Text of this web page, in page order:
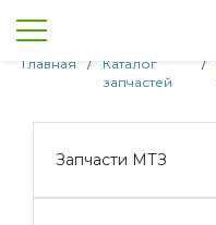
Главная /
Каталог
запчастей
/
Запчасти МТЗ